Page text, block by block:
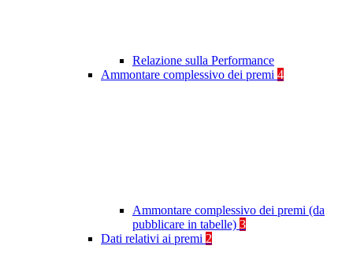
Relazione sulla Performance
Ammontare complessivo dei premi 4
Ammontare complessivo dei premi (da
pubblicare in tabelle) 3
Dati relativi ai premi 2